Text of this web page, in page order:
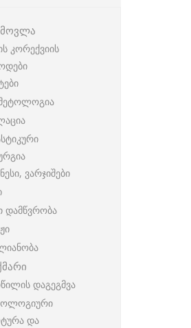
კორექვიის
ვარჯიშები
დამწვრობა
დაგეგმვა
და